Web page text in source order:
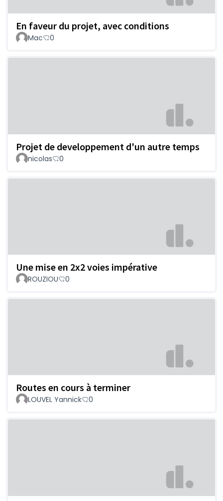
En faveur du projet, avec conditions
Mac 0
Projet de developpement d'un autre temps
nicolas 0
Une mise en 2x2 voies impérative
ROUZIOU 0
Routes en cours à terminer
LOUVEL Yannick 0